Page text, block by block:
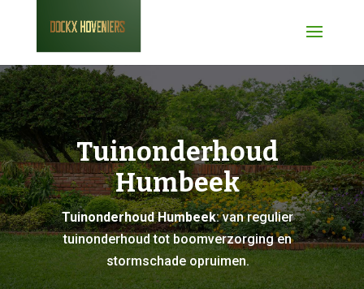
Tuinonderhoud
Humbeek
Tuinonderhoud Humbeek: van regulier
tuinonderhoud tot boomverzorging en
stormschade opruimen.